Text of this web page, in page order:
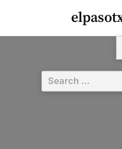
content
Search
for: